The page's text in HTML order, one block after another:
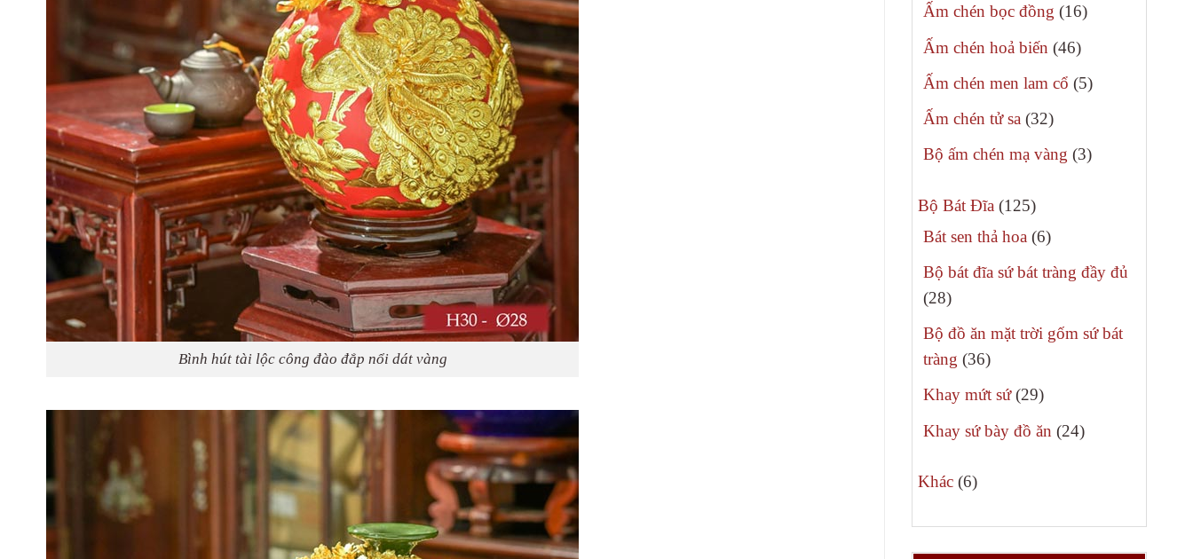
Ấm chén bọc đồng 1616
Ấm chén hoả biến 4646
phẩm
Ấm chén men lam cổ 55
Ấm chén tử sa 3232
phẩm
Bộ ấm chén mạ vàng 33
Bộ Bát Đĩa 125125
sản
Bát sen thả hoa 66
phẩm
Bộ bát đĩa sứ bát tràng đầy đủ
2828
sản
Bộ đồ ăn mặt trời gốm sứ bát
tràng
3636
phẩm
Khay mứt sứ 2929
phẩm
Khay sứ bày đồ ăn 2424
Khác 66
phẩm
Bình hút tài lộc công đào đắp nổi dát vàng